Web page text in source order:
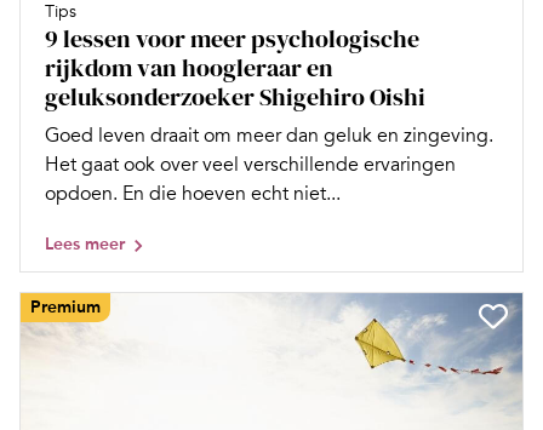
Tips
9 lessen voor meer psychologische
rijkdom van hoogleraar en
geluksonderzoeker Shigehiro Oishi
Goed leven draait om meer dan geluk en zingeving.
Het gaat ook over veel verschillende ervaringen
opdoen. En die hoeven echt niet...
Lees meer
Premium